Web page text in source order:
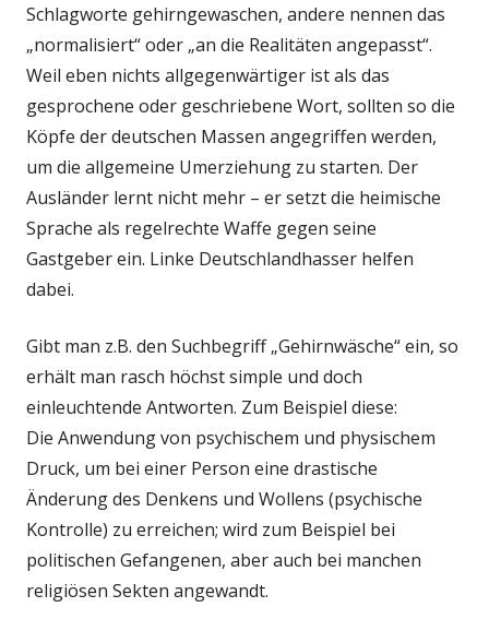
Schlagworte gehirngewaschen, andere nennen das
„normalisiert“ oder „an die Realitäten angepasst“.
Weil eben nichts allgegenwärtiger ist als das
gesprochene oder geschriebene Wort, sollten so die
Köpfe der deutschen Massen angegriffen werden,
um die allgemeine Umerziehung zu starten. Der
Ausländer lernt nicht mehr – er setzt die heimische
Sprache als regelrechte Waffe gegen seine
Gastgeber ein. Linke Deutschlandhasser helfen
dabei.
Gibt man z.B. den Suchbegriff „Gehirnwäsche“ ein, so
erhält man rasch höchst simple und doch
einleuchtende Antworten. Zum Beispiel diese:
Die Anwendung von psychischem und physischem
Druck, um bei einer Person eine drastische
Änderung des Denkens und Wollens (psychische
Kontrolle) zu erreichen; wird zum Beispiel bei
politischen Gefangenen, aber auch bei manchen
religiösen Sekten angewandt.